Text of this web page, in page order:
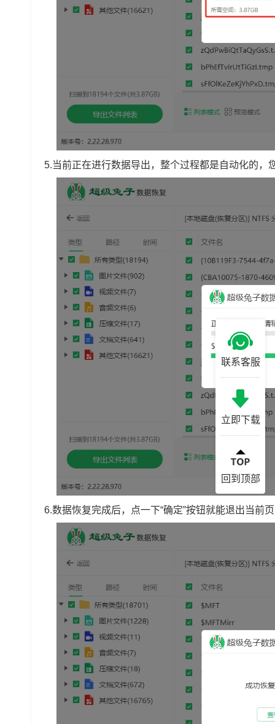
5.当前正在进行数据导出，整个过程都是自动化的
6.数据恢复完成后，点一下“确定”按钮就能退出当前
联系客服
立即下载
回到顶部